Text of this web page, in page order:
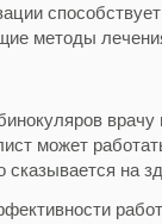
методы
может
сказывается на